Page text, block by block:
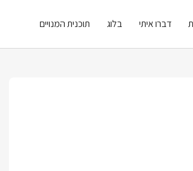
דברו איתי בלוג תוכנית המנויים